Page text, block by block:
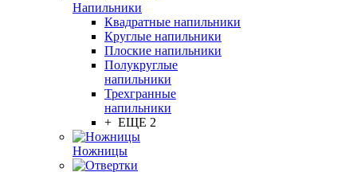
Напильники
Квадратные напильники
Круглые напильники
Плоские напильники
Полукруглые
напильники
Трехгранные
напильники
+ ЕЩЕ 2
Ножницы